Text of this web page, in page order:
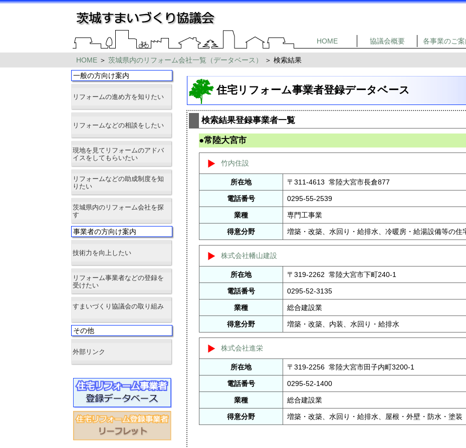
HOME 協議会概要 各事業のご案
HOME ＞ 茨城県内のリフォーム会社一覧（データベース）
＞ 検索結果
一般の方向け案内
リフォームの進め方を知りたい
リフォームなどの相談をしたい
現地を見てリフォームのアドバ
イスをしてもらいたい
リフォームなどの助成制度を知
りたい
茨城県内のリフォーム会社を探
す
事業者の方向け案内
技術力を向上したい
リフォーム事業者などの登録を
受けたい
すまいづくり協議会の取り組み
その他
外部リンク
住宅リフォーム事業者登録データベース
検索結果登録事業者一覧
●常陸大宮市
竹内住設
所在地 〒311-4613 常陸大宮市長倉877
電話番号 0295-55-2539
業種 専門工事業
得意分野 増築・改築、水回り・給排水、冷暖房・給湯設備等の住
株式会社幡山建設
所在地 〒319-2262 常陸大宮市下町240-1
電話番号 0295-52-3135
業種 総合建設業
得意分野 増築・改築、内装、水回り・給排水
株式会社進栄
所在地 〒319-2256 常陸大宮市田子内町3200-1
電話番号 0295-52-1400
業種 総合建設業
得意分野 増築・改築、水回り・給排水、屋根・外壁・防水・塗装